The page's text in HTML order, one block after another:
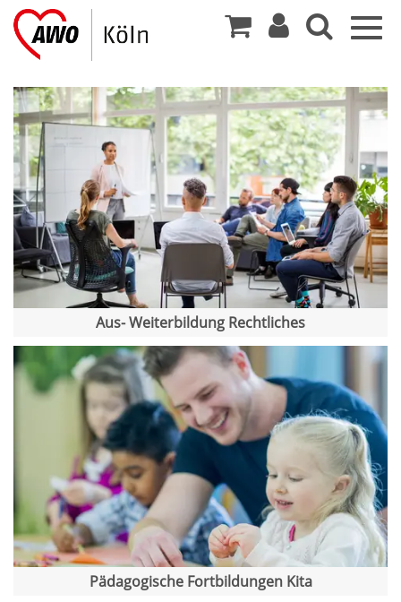
Aus- Weiterbildung Rechtliches
Pädagogische Fortbildungen Kita